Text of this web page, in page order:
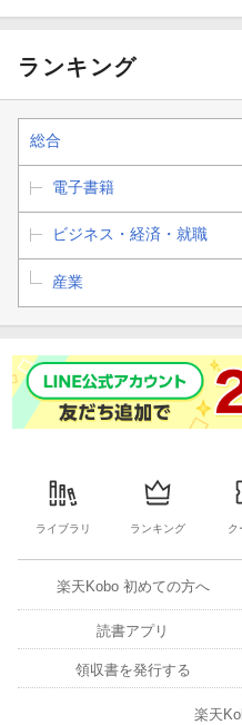
第１部 監視資本主義の基盤
第４章 城を囲む濠
第５章 監視資本主義の巧妙な罠
第６章 乗っ取られて
第２部 監視資本主義の発展
第７章 リアリティ・ビジネス
第１１章 未来に対する権利
第３部 第３の近代のための道
ランキング
総合
電子書籍
ビジネス・経済・就職
産業
ライブラリ ランキング ク
楽天Kobo 初めての方へ
読書アプリ
領収書を発行する
楽天